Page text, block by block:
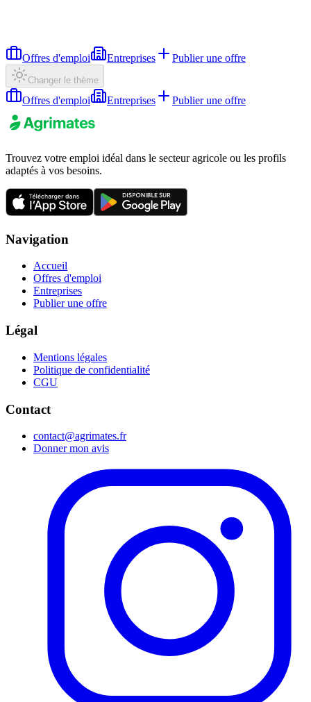
Offres d'emploi Entreprises Publier une offre
Changer le thème
Offres d'emploi Entreprises Publier une offre
Trouvez votre emploi idéal dans le secteur agricole ou les profils
adaptés à vos besoins.
Navigation
Accueil
Offres d'emploi
Entreprises
Publier une offre
Légal
Mentions légales
Politique de confidentialité
CGU
Contact
contact@agrimates.fr
Donner mon avis